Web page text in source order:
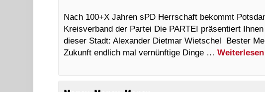
Nach 100+X Jahren sPD Herrschaft bekommt
Kreisverband der Partei Die PARTEI präsentiert
dieser Stadt: Alexander Dietmar Wietschel Bester
Zukunft endlich mal vernünftige Dinge …Weiterlesen